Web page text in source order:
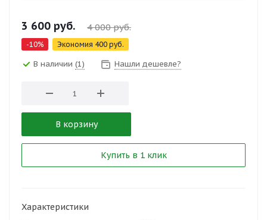
3 600 руб. 4 000руб.
-10% Экономия 400 руб.
В наличии (1) Нашли дешевле?
В корзину
Купить в 1 клик
Характеристики